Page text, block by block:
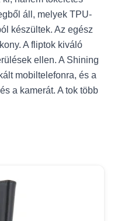
áll, melyek TPU-
készültek. Az egész
A fliptok kiváló
ellen. A Shining
mobiltelefonra, és a
a kamerát. A tok több